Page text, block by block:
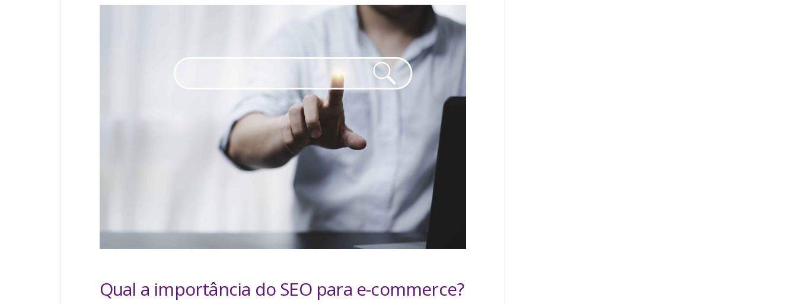
Qual a importância do SEO para e-commerce?